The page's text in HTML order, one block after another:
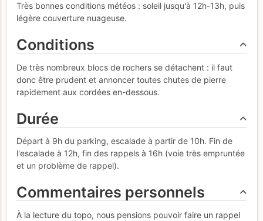
Très bonnes conditions météos : soleil jusqu'à 12h-13h, puis
légère couverture nuageuse.
Conditions
De très nombreux blocs de rochers se détachent : il faut
donc être prudent et annoncer toutes chutes de pierre
rapidement aux cordées en-dessous.
Durée
Départ à 9h du parking, escalade à partir de 10h. Fin de
l'escalade à 12h, fin des rappels à 16h (voie très empruntée
et un problème de rappel).
Commentaires personnels
À la lecture du topo, nous pensions pouvoir faire un rappel